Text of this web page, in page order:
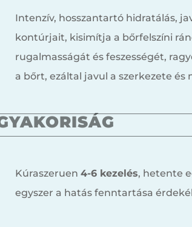
Intenzív, hosszantartó hidratálás,
kontúrjait, kisimítja a bőrfelszíni
rugalmasságát és feszességét,
a bőrt, ezáltal javul a szerkezete és
Kúraszeruen4-6 kezelés, hetente
egyszer a hatás fenntartása